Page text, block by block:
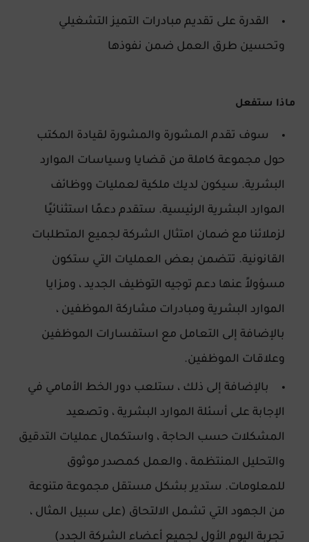
القدرة على تقديم مبادرات التميز التشغيلي
وتحسين طرق العمل ضمن نفوذها
ماذا ستفعل
سوف تقدم المشورة والمشورة لقيادة المكتب
حول مجموعة كاملة من قضايا وسياسات الموارد
البشرية. سيكون لديك ملكية لعمليات ووظائف
الموارد البشرية الرئيسية. ستقدم دعمًا استثنائيًا
لزملائنا مع ضمان امتثال الشركة لجميع المتطلبات
القانونية. تتضمن بعض العمليات التي ستكون
مسؤولاً عنها دعم توجيه التوظيف الجديد ، ومزايا
الموارد البشرية ومبادرات مشاركة الموظفين ،
بالإضافة إلى التعامل مع استفسارات الموظفين
وعلاقات الموظفين.
بالإضافة إلى ذلك ، ستلعب دور الخط الأمامي في
الإجابة على أسئلة الموارد البشرية ، وتصعيد
المشكلات حسب الحاجة ، واستكمال عمليات التدقيق
والتحليل المنتظمة ، والعمل كمصدر موثوق
للمعلومات. ستدير بشكل مستقل مجموعة متنوعة
من الجهود التي تشمل الالتحاق (على سبيل المثال ،
تجربة اليوم الأول لجميع أعضاء الشركة الجدد)